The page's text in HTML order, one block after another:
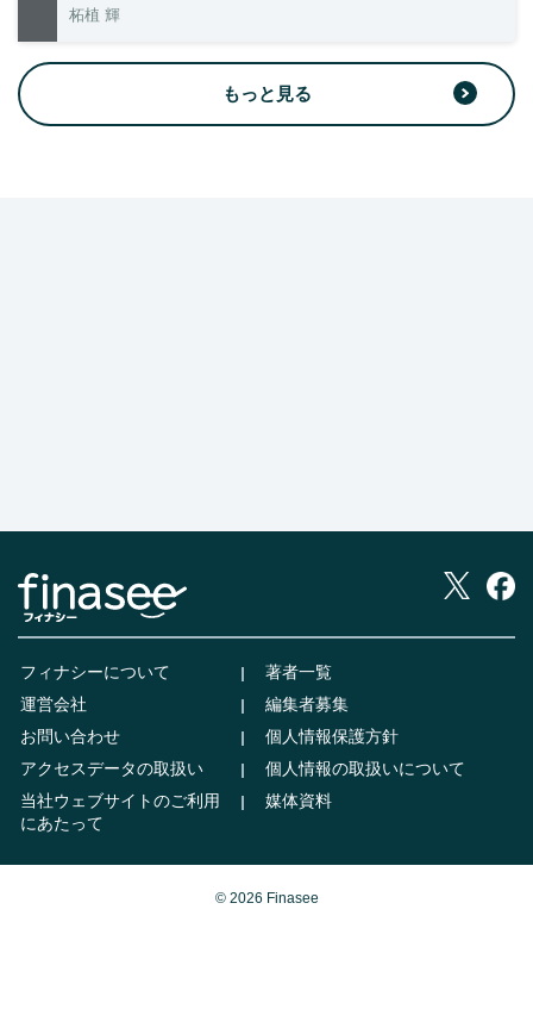
柘植 輝
もっと見る
フィナシーについて
著者一覧
運営会社
編集者募集
お問い合わせ
個人情報保護方針
アクセスデータの取扱い
個人情報の取扱いについて
当社ウェブサイトのご利用
にあたって
媒体資料
© 2026 Finasee